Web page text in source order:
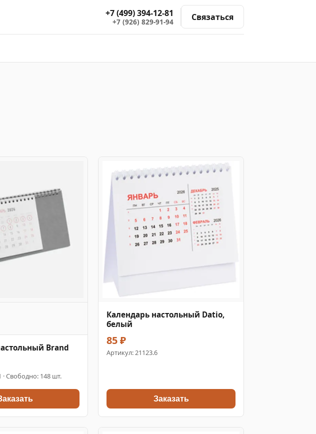
+7 (499) 394-12-81
+7 (926) 829-91-94 Связаться
Brand
· Свободно: 148 шт.
Календарь настольный Datio,
белый
85 ₽
Артикул:21123.6
Заказать